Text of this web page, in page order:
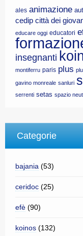
ales animazione
cedip città dei
educare oggi educatori
insegnanti
montiferru paris plus
gavino monreale sanluri
serrenti setas spazio
Categorie
bajania (53)
ceridoc (25)
efè (90)
koinos (132)